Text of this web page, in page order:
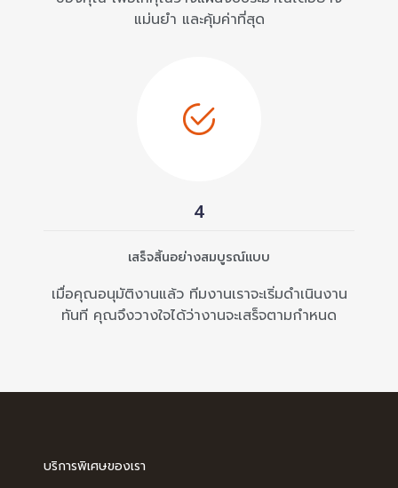
แม่นยำ และคุ้มค่าที่สุด
4
เสร็จสิ้นอย่างสมบูรณ์แบบ
เมื่อคุณอนุมัติงานแล้ว ทีมงานเราจะเริ่มดำเนินงาน
ทันที คุณจึงวางใจได้ว่างานจะเสร็จตามกำหนด
บริการพิเศษของเรา